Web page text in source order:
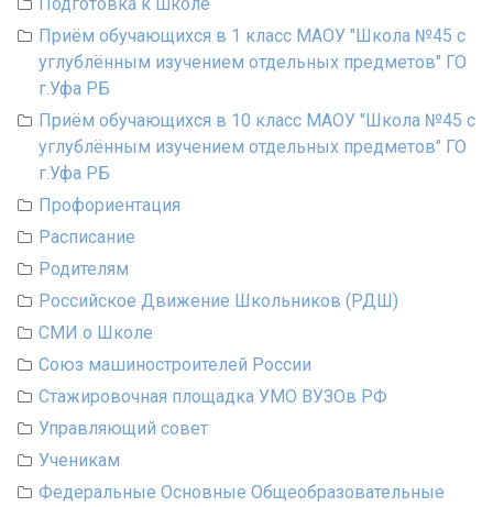
Приём обучающихся в 1 класс МАОУ "Школа №45 с
углублённым изучением отдельных предметов" ГО
г.Уфа РБ
Приём обучающихся в 10 класс МАОУ "Школа №45 с
углублённым изучением отдельных предметов" ГО
г.Уфа РБ
Профориентация
Расписание
Родителям
Российское Движение Школьников (РДШ)
СМИ о Школе
Союз машиностроителей России
Стажировочная площадка УМО ВУЗОв РФ
Управляющий совет
Ученикам
Федеральные Основные Общеобразовательные